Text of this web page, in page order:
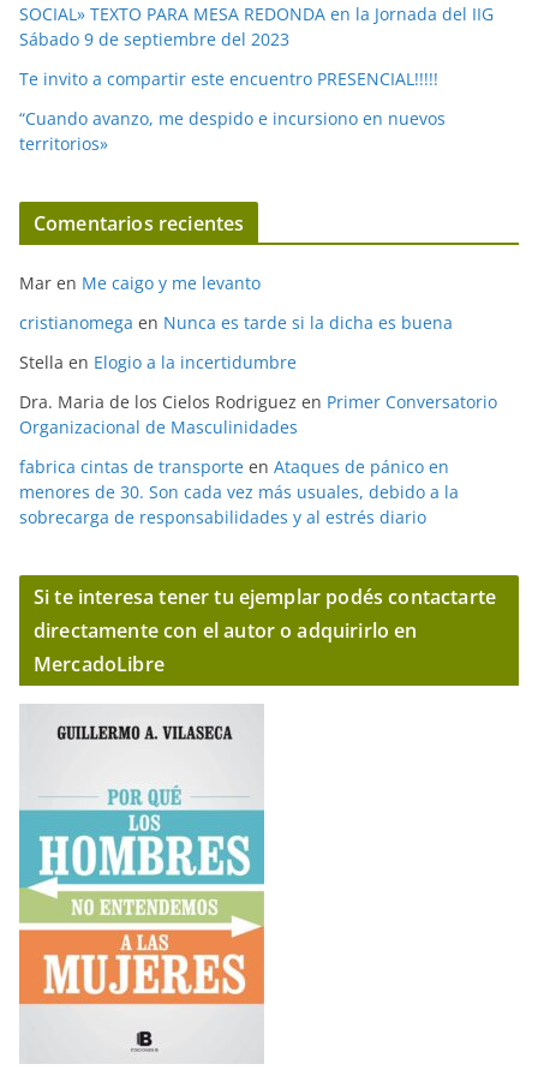
SOCIAL» TEXTO PARA MESA REDONDA en la Jornada del IIG
Sábado 9 de septiembre del 2023
Te invito a compartir este encuentro PRESENCIAL!!!!!
“Cuando avanzo, me despido e incursiono en nuevos
territorios»
Comentarios recientes
Mar en Me caigo y me levanto
cristianomega en Nunca es tarde si la dicha es buena
Stella en Elogio a la incertidumbre
Dra. Maria de los Cielos Rodriguez en Primer Conversatorio
Organizacional de Masculinidades
fabrica cintas de transporte en Ataques de pánico en
menores de 30. Son cada vez más usuales, debido a la
sobrecarga de responsabilidades y al estrés diario
Si te interesa tener tu ejemplar podés contactarte
directamente con el autor o adquirirlo en
MercadoLibre